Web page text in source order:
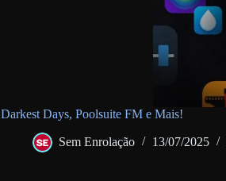
Darkest Days, Poolsuite FM e Mais!
Sem Enrolação 13/07/2025